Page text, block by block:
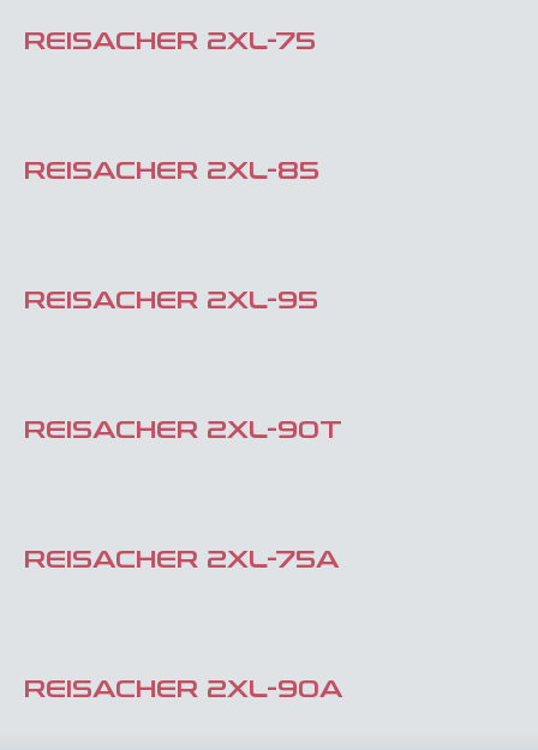
REISACHER 2XL-75
REISACHER 2XL-85
REISACHER 2XL-95
REISACHER 2XL-90T
REISACHER 2XL-75A
REISACHER 2XL-90A